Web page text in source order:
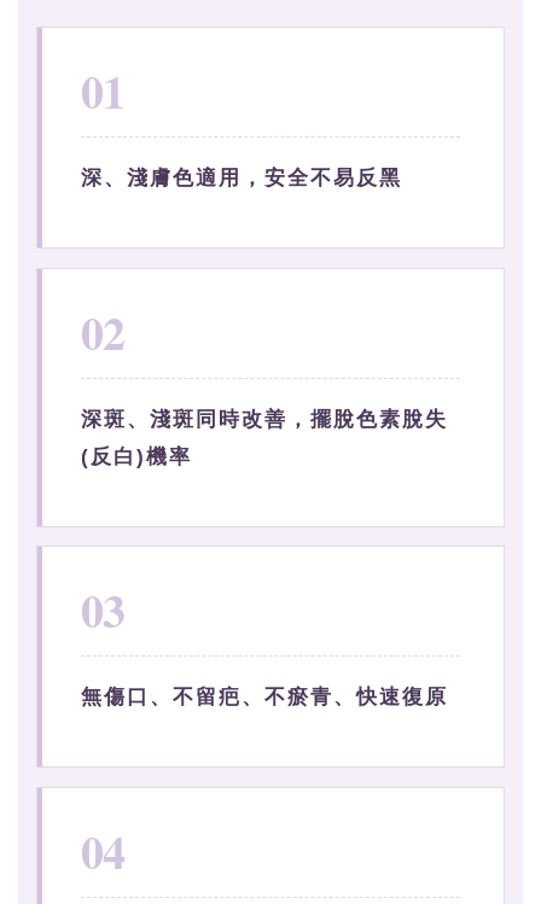
01
深、淺膚色適用，安全不易反黑
02
深斑、淺斑同時改善，擺脫色素脫失
(反白)機率
03
無傷口、不留疤、不瘀青、快速復原
04